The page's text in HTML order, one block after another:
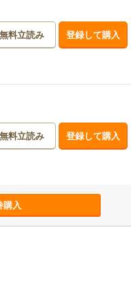
無料立読み 登録して購入
無料立読み 登録して購入
購入